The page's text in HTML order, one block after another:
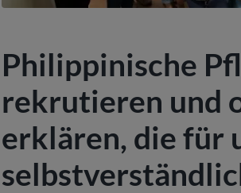
Philippinische
rekrutieren und
erklären, die für